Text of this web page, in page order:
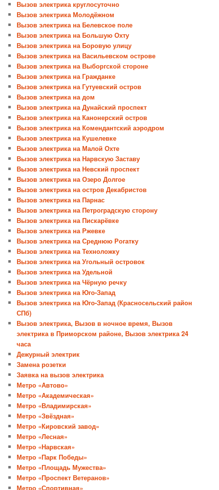
Вызов электрика круглосуточно
Вызов электрика Молодёжном
Вызов электрика на Белевское поле
Вызов электрика на Большую Охту
Вызов электрика на Боровую улицу
Вызов электрика на Васильевском острове
Вызов электрика на Выборгской стороне
Вызов электрика на Гражданке
Вызов электрика на Гутуевский остров
Вызов электрика на дом
Вызов электрика на Дунайский проспект
Вызов электрика на Канонерский остров
Вызов электрика на Комендантский аэродром
Вызов электрика на Кушелевке
Вызов электрика на Малой Охте
Вызов электрика на Нарвскую Заставу
Вызов электрика на Невский проспект
Вызов электрика на Озеро Долгое
Вызов электрика на остров Декабристов
Вызов электрика на Парнас
Вызов электрика на Петроградскую сторону
Вызов электрика на Пискарёвке
Вызов электрика на Ржевке
Вызов электрика на Среднюю Рогатку
Вызов электрика на Техноложку
Вызов электрика на Угольный островок
Вызов электрика на Удельной
Вызов электрика на Чёрную речку
Вызов электрика на Юго-Запад
Вызов электрика на Юго-Запад (Красносельский район
СПб)
Вызов электрика, Вызов в ночное время, Вызов
электрика в Приморском районе, Вызов электрика 24
часа
Дежурный электрик
Замена розетки
Заявка на вызов электрика
Метро «Автово»
Метро «Академическая»
Метро «Владимирская»
Метро «Звёздная»
Метро «Кировский завод»
Метро «Лесная»
Метро «Нарвская»
Метро «Парк Победы»
Метро «Площадь Мужества»
Метро «Проспект Ветеранов»
Метро «Спортивная»